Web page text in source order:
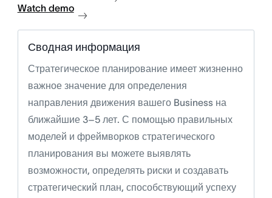
Watch demo
Сводная информация
Стратегическое планирование имеет жизненно
важное значение для определения
направления движения вашего Business на
ближайшие 3–5 лет. С помощью правильных
моделей и фреймворков стратегического
планирования вы можете выявлять
возможности, определять риски и создавать
стратегический план, способствующий успеху